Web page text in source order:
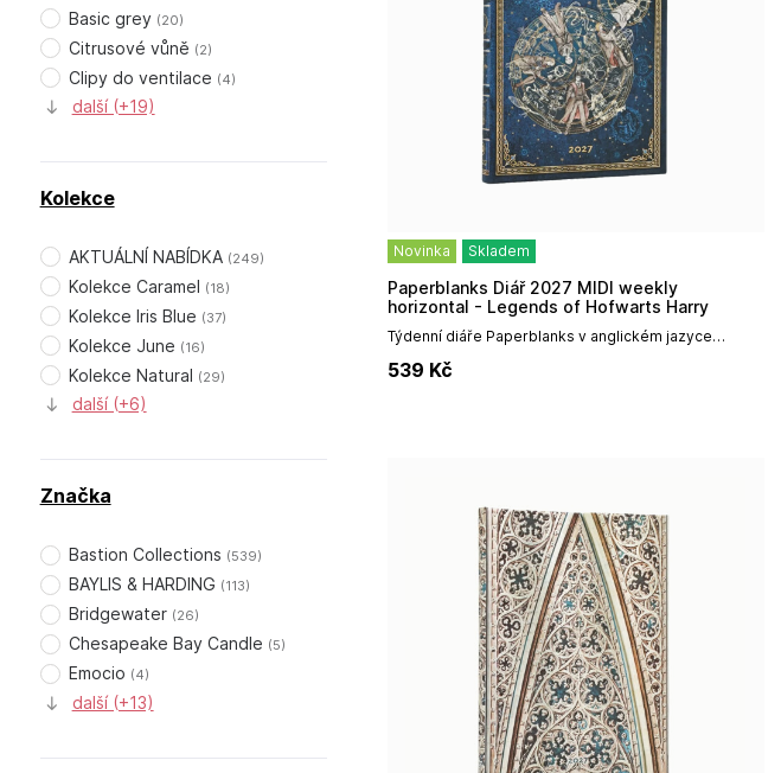
Novinka Skladem
Týdenní diáře Paperblanks v anglickém jazyce
designem, prémiovou vazbou a vysokou odolností,...
Paperblanks Diář 2027 MIDI weekly
horizontal - Legends of Hofwarts Harry
Potter
539 Kč
Basic grey (20)
Citrusové vůně (2)
Clipy do ventilace (4)
další (+19)
Kolekce
AKTUÁLNÍ NABÍDKA (249)
Kolekce Caramel (18)
Kolekce Iris Blue (37)
Kolekce June (16)
Kolekce Natural (29)
další (+6)
Značka
Bastion Collections (539)
BAYLIS & HARDING (113)
Bridgewater (26)
Chesapeake Bay Candle (5)
Emocio (4)
další (+13)